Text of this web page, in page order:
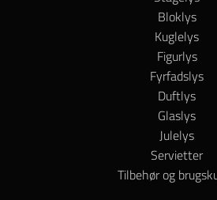
Bloklys
Kuglelys
Figurlys
Fyrfadslys
Duftlys
Glaslys
Julelys
Servietter
Tilbehør og